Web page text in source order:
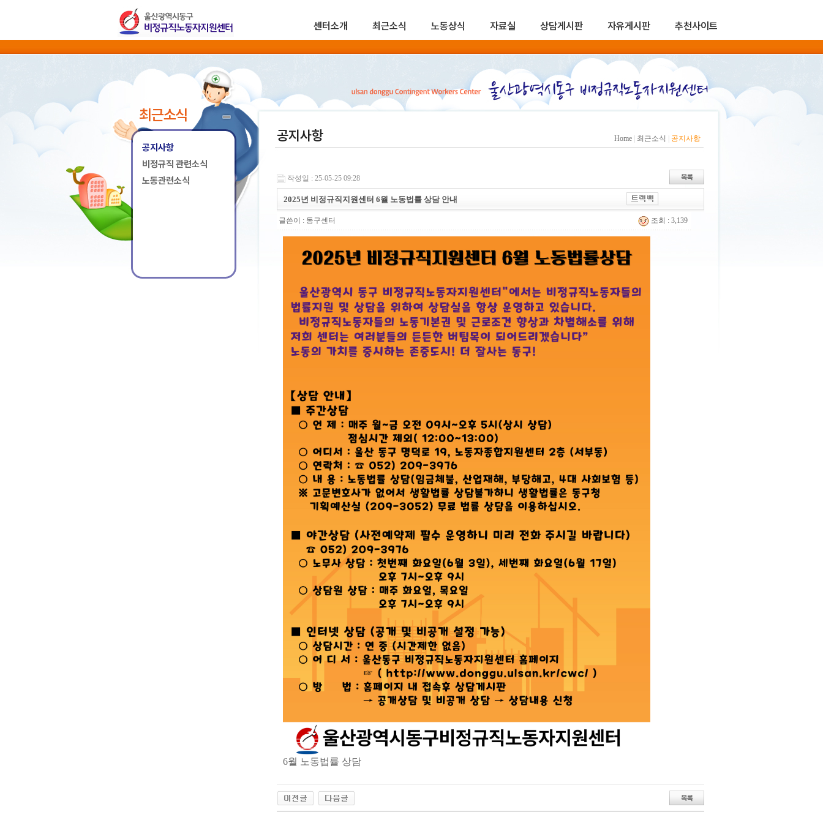
센터소개 최근소식 노동상식 자료실 상담게시판 자유게시판 추천사이트
최근소식
공지사항
비정규직 관련소식
노동관련소식
공지사항 Home 최근소식 공지사항
작성일 : 25-05-25 09:28
2025년 비정규직지원센터 6월 노동법률 상담 안내
글쓴이 : 동구센터 조회 : 3,139
6월 노동법률 상담